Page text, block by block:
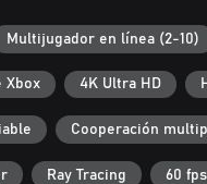
Multijugador en línea (2-10)
Xbox 4K Ultra HD
Cooperación
Ray Tracing 60